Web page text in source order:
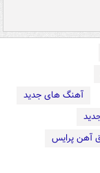
آهنگ های جدید
آهن پرایس